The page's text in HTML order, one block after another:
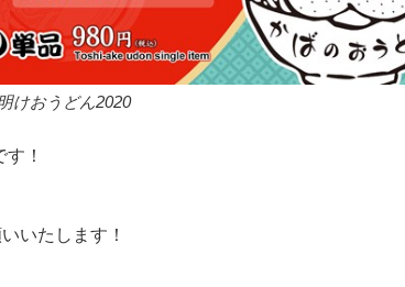
けおうどん2020
！
いたします！